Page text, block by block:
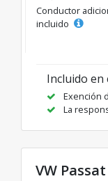
Conductor
incluido
Incluido en
Exención
La
VW